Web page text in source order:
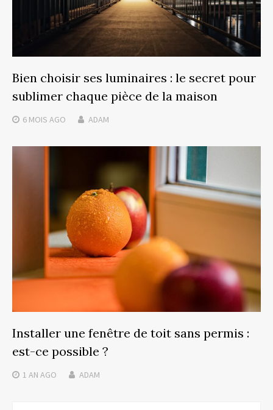
Bien choisir ses luminaires : le secret pour
sublimer chaque pièce de la maison
6 MOIS AGO ADAM
Installer une fenêtre de toit sans permis :
est-ce possible ?
1 AN AGO ADAM